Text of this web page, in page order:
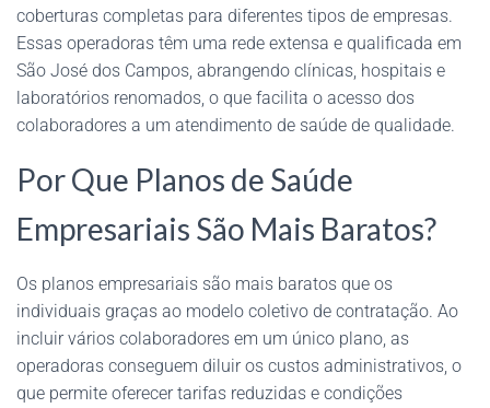
coberturas completas para diferentes tipos de empresas.
Essas operadoras têm uma rede extensa e qualificada em
São José dos Campos, abrangendo clínicas, hospitais e
laboratórios renomados, o que facilita o acesso dos
colaboradores a um atendimento de saúde de qualidade.
Por Que Planos de Saúde
Empresariais São Mais Baratos?
Os planos empresariais são mais baratos que os
individuais graças ao modelo coletivo de contratação. Ao
incluir vários colaboradores em um único plano, as
operadoras conseguem diluir os custos administrativos, o
que permite oferecer tarifas reduzidas e condições